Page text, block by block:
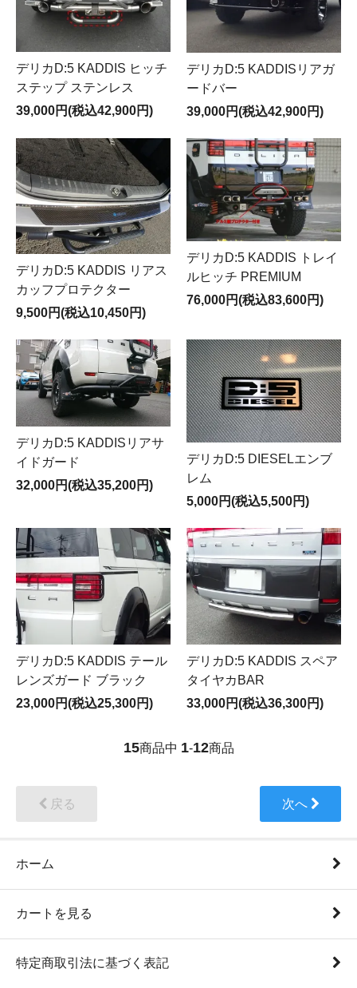
デリカD:5 KADDIS ヒッチ
ステップ ステンレス
39,000円(税込42,900円)
デリカD:5 KADDISリアガ
ードバー
39,000円(税込42,900円)
デリカD:5 KADDIS リアス
カッフプロテクター
9,500円(税込10,450円)
デリカD:5 KADDIS トレイ
ルヒッチ PREMIUM
76,000円(税込83,600円)
デリカD:5 KADDISリアサ
イドガード
32,000円(税込35,200円)
デリカD:5 DIESELエンブ
レム
5,000円(税込5,500円)
デリカD:5 KADDIS テール
レンズガード ブラック
23,000円(税込25,300円)
デリカD:5 KADDIS スペア
タイヤカBAR
33,000円(税込36,300円)
15商品中 1-12商品
戻る 次へ
ホーム
カートを見る
特定商取引法に基づく表記